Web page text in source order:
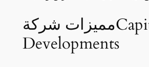
مميزات شركةCapital Hills
Developments